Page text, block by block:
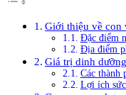
Giới thiệu về con
Đặc điểm
Địa điểm
Giá trị dinh
Các thành
Lợi ích